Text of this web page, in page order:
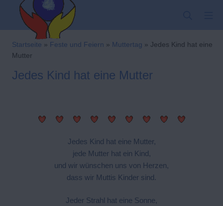
springen
Kindergarten-
Startseite » Feste und Feiern » Muttertag » Jedes Kind hat eine
Mutter
Jedes Kind hat eine Mutter
Jedes Kind hat eine Mutter,
jede Mutter hat ein Kind,
und wir wünschen uns von Herzen,
dass wir Muttis Kinder sind.
Jeder Strahl hat eine Sonne,